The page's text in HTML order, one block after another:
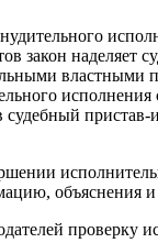
закон наделяет
властными
исполнения
судебный пристав-
объяснения и
проверку